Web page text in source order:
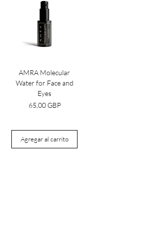
AMRA Molecular
Water for Face and
Eyes
Precio
65,00 GBP
Agregar al carrito